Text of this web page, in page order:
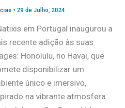
• 29 de Julho, 2024
em Portugal inaugurou a
recente adição às suas
Honolulu, no Havai, que
disponibilizar um
único e imersivo,
na vibrante atmosfera